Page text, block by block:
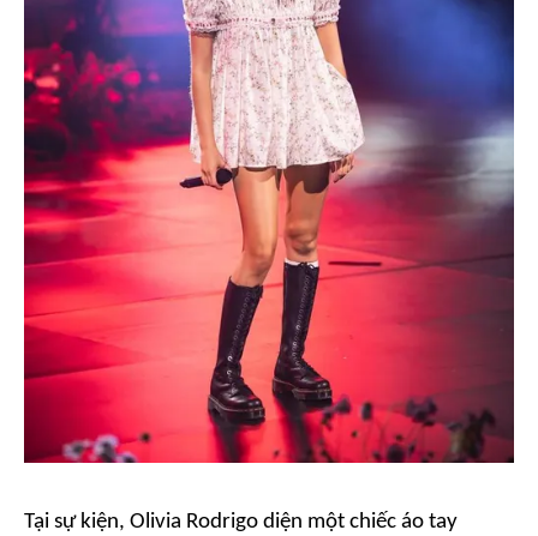
Tại sự kiện, Olivia Rodrigo diện một chiếc áo tay